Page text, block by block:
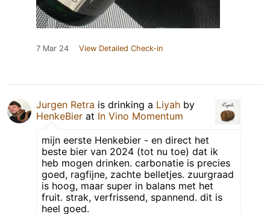
7 Mar 24 View Detailed Check-in
Jurgen Retra is drinking a Liyah by
HenkeBier at In Vino Momentum
mijn eerste Henkebier - en direct het
beste bier van 2024 (tot nu toe) dat ik
heb mogen drinken. carbonatie is precies
goed, ragfijne, zachte belletjes. zuurgraad
is hoog, maar super in balans met het
fruit. strak, verfrissend, spannend. dit is
heel goed.